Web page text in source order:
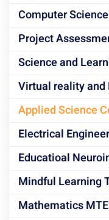
Computer
Project
Science and
Virtual reality
Applied Science
Electrical
Educatioal
Mindful Learning
Mathematics